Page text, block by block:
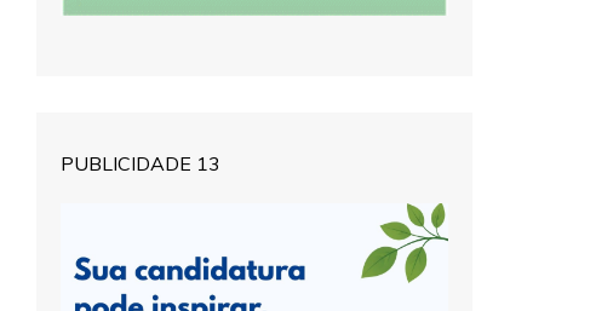
PUBLICIDADE 13